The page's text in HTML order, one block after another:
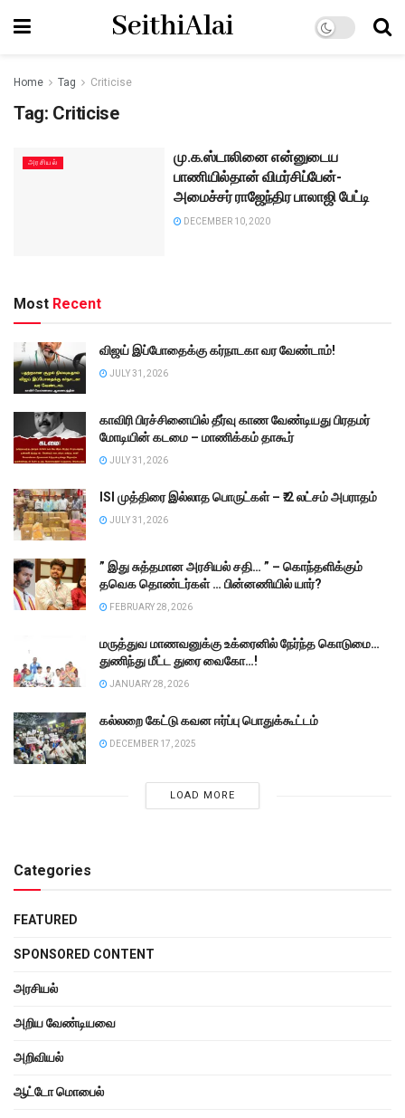
SeithiAlai
Home Tag Criticise
Tag: Criticise
அரசியல்
மு.க.ஸ்டாலினை என்னுடைய
பாணியில்தான் விமர்சிப்பேன்-
அமைச்சர் ராஜேந்திர பாலாஜி பேட்டி
DECEMBER 10, 2020
Most Recent
விஜய் இப்போதைக்கு கர்நாடகா வர வேண்டாம்!
JULY 31, 2026
காவிரி பிரச்சினையில் தீர்வு காண வேண்டியது பிரதமர்
மோடியின் கடமை – மாணிக்கம் தாகூர்
JULY 31, 2026
ISI முத்திரை இல்லாத பொருட்கள் – ₹.2 லட்சம் அபராதம்
JULY 31, 2026
” இது சுத்தமான அரசியல் சதி… ” – கொந்தளிக்கும்
தவெக தொண்டர்கள் … பின்னணியில் யார்?
FEBRUARY 28, 2026
மருத்துவ மாணவனுக்கு உக்ரைனில் நேர்ந்த கொடுமை…
துணிந்து மீட்ட துரை வைகோ…!
JANUARY 28, 2026
கல்லறை கேட்டு கவன ஈர்ப்பு பொதுக்கூட்டம்
DECEMBER 17, 2025
LOAD MORE
Categories
FEATURED
SPONSORED CONTENT
அரசியல்
அறிய வேண்டியவை
அறிவியல்
ஆட்டோ மொபைல்